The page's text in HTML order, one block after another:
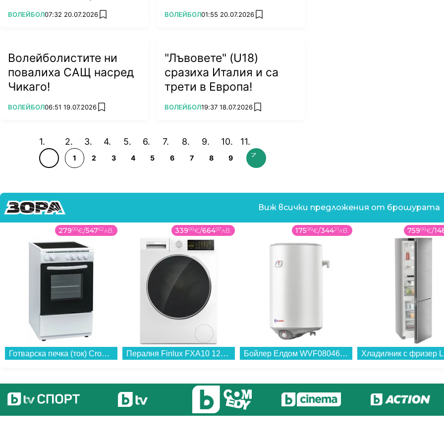
се върне по-силна
ПОВЕЧЕ ОТ
ВОЛЕЙБОЛ07:32 20.07.2026 add favorites ПОВЕЧЕ ОТ
ВОЛЕЙБОЛ01:55 20.07.2026 add favorites
Волейболистите ни
повалиха САЩ насред
Чикаго!
ПОВЕЧЕ ОТ
ВОЛЕЙБОЛ06:51 19.07.2026 add favorites
"Лъвовете" (U18)
сразиха Италия и са
трети в Европа!
ПОВЕЧЕ ОТ
ВОЛЕЙБОЛ19:37 18.07.2026 add favorites
1 2 3 4 5 6 7 8 9
Виж всички предложения от брошурата
27999€/54762лв.
Готварска печка (ток) Crown 50C3MA , Бял , Керамични...
33999€/66497лв.
Пералня Finlux FXA10 12T , 10.00 kg, 1200 об./мин., A , Бял...
17599€/34421лв.
Бойлер Елдом WVF08046F 80L 3KW , 3 , 77 , C , Вертикален...
75999€/